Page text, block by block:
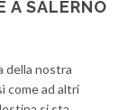
A SALERNO
della nostra
come ad altri